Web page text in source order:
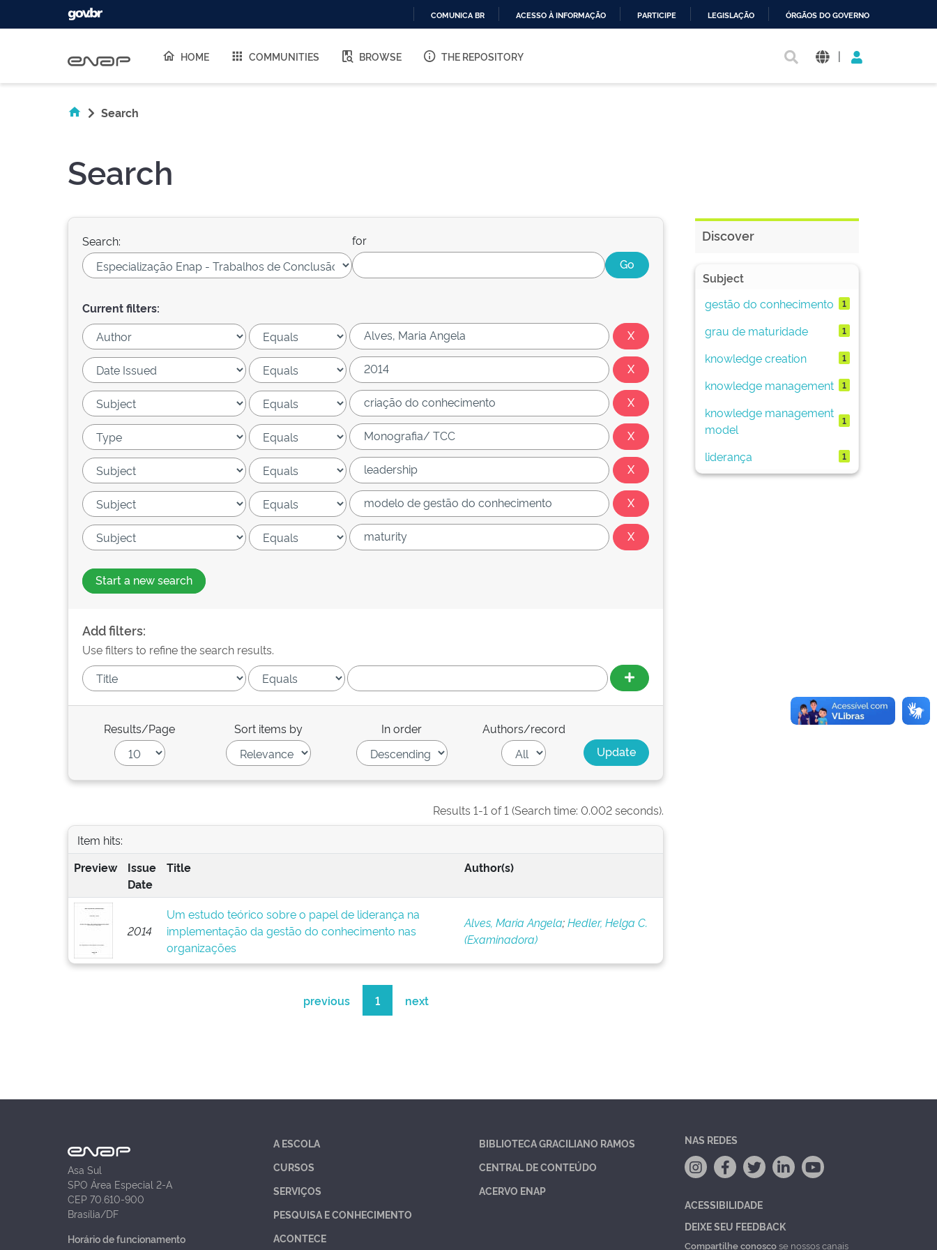
O
COMUNICA BR ACESSO À INFORMAÇÃO PARTICIPE LEGISLAÇÃO ÓRGÃOS DO GOVERNO
HOME COMMUNITIES BROWSE THE REPOSITORY |
Search
Search
Search: for
Current filters:
Start a new search
Add filters:
Use filters to refine the search results.
Results/Page Sort items by In order Authors/record
Results 1-1 of 1 (Search time: 0.002 seconds).
Item hits:
Preview
Issue
Date
Title Author(s)
2014
Um estudo teórico sobre o papel de liderança na
implementação da gestão do conhecimento nas
organizações
Alves, Maria Angela;Hedler, Helga C.
(Examinadora)
previous 1 next
Discover
Subject
gestão do conhecimento
1
grau de maturidade 1
knowledge creation 1
knowledge management 1
knowledge management
model
1
liderança 1
Asa Sul
SPO Área Especial 2-A
CEP 70.610-900
Brasília/DF
Horário de funcionamento
A ESCOLA
CURSOS
SERVIÇOS
PESQUISA E CONHECIMENTO
ACONTECE
BIBLIOTECA GRACILIANO RAMOS
CENTRAL DE CONTEÚDO
ACERVO ENAP
NAS REDES
ACESSIBILIDADE
DEIXE SEU FEEDBACK
Compartilhe conoscose nossos canais